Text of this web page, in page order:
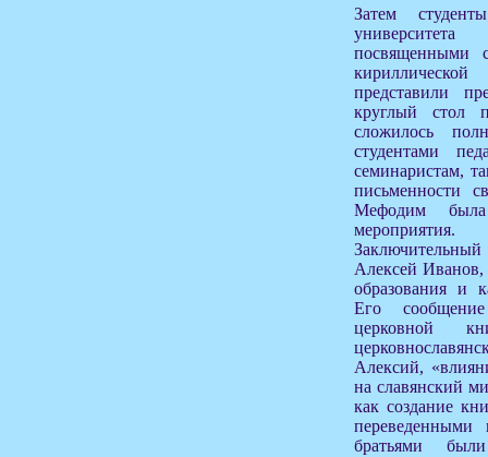
Затем
посвященными
представили
круглый стол
сложилось
студентами
семинаристам,
письменности
Мефодим
мероприятия.
Алексей Иванов,
образования и
Его
церковной
Алексий,
на славянский
как создание
переведенными
братьями